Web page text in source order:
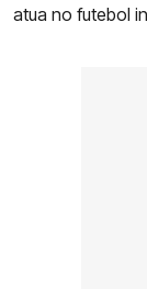
atua no futebol